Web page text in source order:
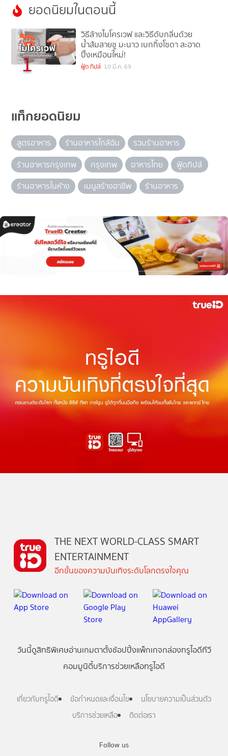
ยอดนิยมในตอนนี้
1
วิธีล้างไมโครเวฟ และวิธีดับกลิ่นด้วย
น้ำส้มสายชู มะนาว เบกกิ้งโซดา สะอาด
ปิ๊งเหมือนใหม่!
ฟู้ด ทิปส์ 10 มี.ค. 69
แท็กยอดนิยม
สูตรอาหาร ร้านอาหารใกล้ฉัน
รวมร้านอาหาร
ร้านอาหารกรุงเทพ
กรุงเทพ อาหารไทย
ฟู้ดทิปส์
ร้านอาหารในห้าง
เมนูสร้างอาชีพ ร้านอาหาร
Follow us
THE NEXT WORLD-CLASS SMART
ENTERTAINMENT
อีกขั้นของความบันเทิงระดับโลกตรงใจคุณ
วันนี้ดูสิทธิพิเศษอ่านเกมตาตั้งช้อปปิ้งแพ็กเกจกล่องทรูไอดีทีวี
คอมมูนิตี้บริการช่วยเหลือทรูไอดี
เกี่ยวกับทรูไอดี ข้อกำหนดและเงื่อนไข
นโยบายความเป็นส่วนตัว
บริการช่วยเหลือ
ติดต่อเรา